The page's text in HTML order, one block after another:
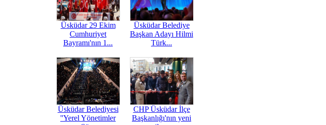
Üsküdar 29 Ekim
Cumhuriyet
Bayramı'nın 1...
Üsküdar Belediye
Başkan Adayı Hilmi
Türk...
Üsküdar Belediyesi
''Yerel Yönetimler
CHP Üsküdar İlçe
Başkanlığı'nın yeni